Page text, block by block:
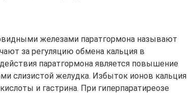
железами паратгормона называют
за регуляцию обмена кальция в
паратгормона является повышение
слизистой желудка. Избыток ионов кальция
и гастрина. При гиперпаратиреозе